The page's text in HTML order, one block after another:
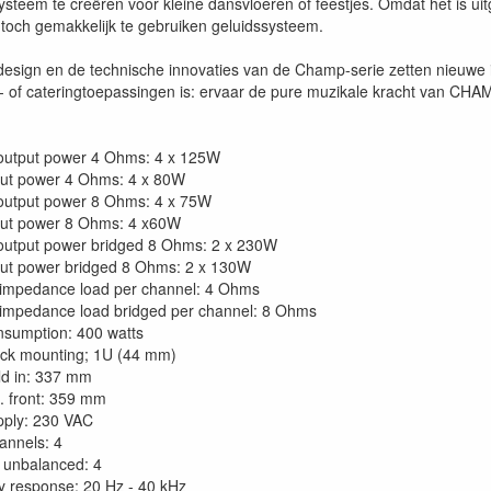
gemakkelijk te gebruiken geluidssysteem.
en de technische innovaties van de Champ-serie zetten
of cateringtoepassingen is: ervaar de pure muzikale kracht van
power 4 Ohms: 4 x 125W
power 4 Ohms: 4 x 80W
power 8 Ohms: 4 x 75W
power 8 Ohms: 4 x60W
power bridged 8 Ohms: 2 x 230W
power bridged 8 Ohms: 2 x 130W
load per channel: 4 Ohms
load bridged per channel: 8 Ohms
400 watts
mounting; 1U (44 mm)
in: 337 mm
front: 359 mm
230 VAC
4
4
response: 20 Hz - 40 kHz